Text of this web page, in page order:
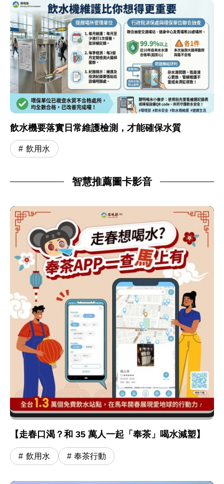
飲水機要落實日常維護檢測，才能確保水質
飲用水
智慧推薦圖卡影音
【走春口渴？和 35 萬人一起「奉茶」喝水減塑】
飲用水 奉茶行動